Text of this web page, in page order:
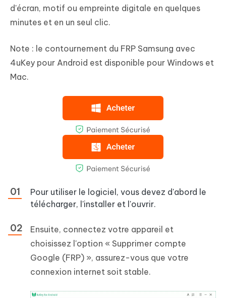
d'écran, motif ou empreinte digitale en quelques
minutes et en un seul clic.
Note : le contournement du FRP Samsung avec
4uKey pour Android est disponible pour Windows et
Mac.
Pour utiliser le logiciel, vous devez d'abord le
télécharger, l'installer et l'ouvrir.
Ensuite, connectez votre appareil et
choisissez l'option « Supprimer compte
Google (FRP) », assurez-vous que votre
connexion internet soit stable.